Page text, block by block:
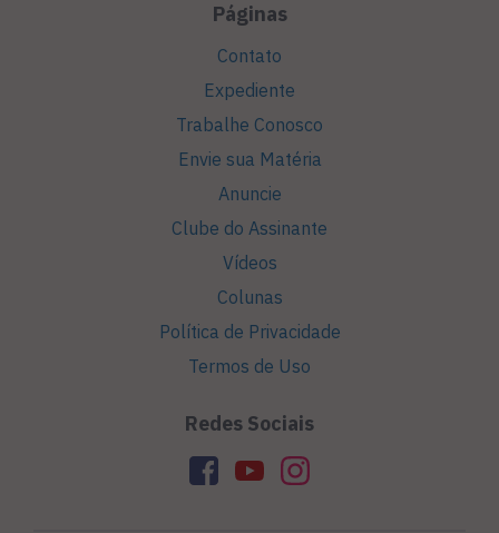
Páginas
Contato
Expediente
Trabalhe Conosco
Envie sua Matéria
Anuncie
Clube do Assinante
Vídeos
Colunas
Política de Privacidade
Termos de Uso
Redes Sociais